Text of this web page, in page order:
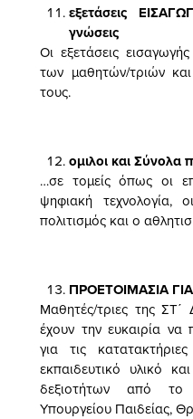
εξετάσεις
γνώσεις
Οι εξετάσεις
των μαθητών/τριών και
τους.
ομιλοι και Σύνολα
…σε τομείς όπως οι
ψηφιακή τεχνολογία,
πολιτισμός και ο
ΠΡΟΕΤΟΙΜΑΣΙΑ
Μαθητές/τριες της ΣΤ΄
έχουν την ευκαιρία να
για τις
εκπαιδευτικό υλικό
δεξιοτήτων από το
Υπουργείου Παιδείας,